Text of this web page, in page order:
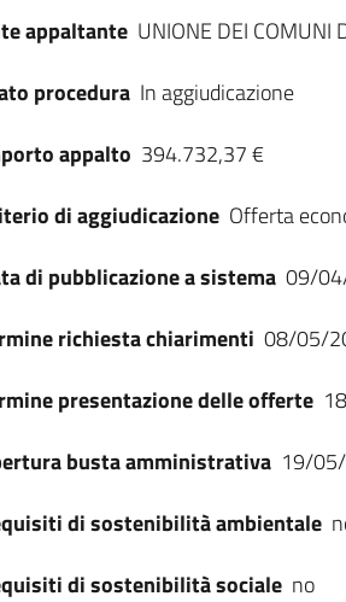
appaltante UNIONE DEI COMUNI
procedura In aggiudicazione
appalto 394.732,37 €
di aggiudicazione Offerta
di pubblicazione a sistema 09/
richiesta chiarimenti 08/05/
presentazione delle offerte
busta amministrativa 19/
di sostenibilità ambientale
di sostenibilità sociale no